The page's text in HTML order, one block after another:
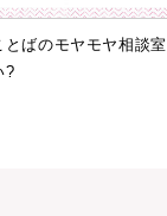
ばのモヤモヤ相談室
?